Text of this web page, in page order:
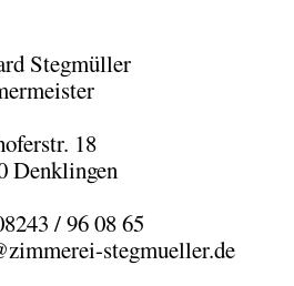
Stegmüller
18
Denklingen
/ 96 08 65
stegmueller.de